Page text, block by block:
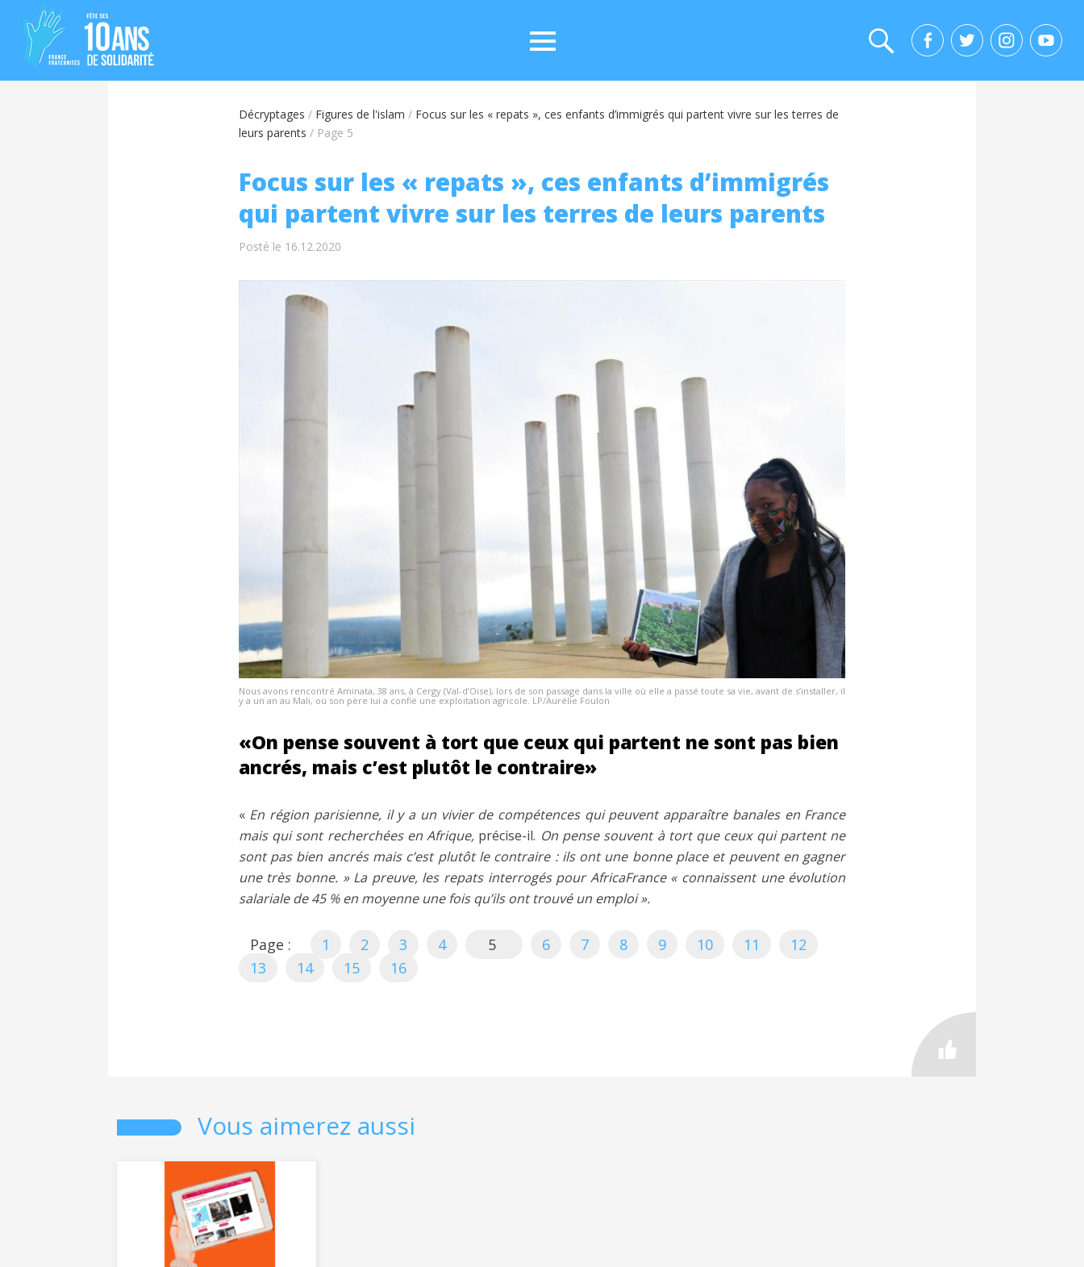
Décryptages / Figures de l'islam / Focus sur les « repats », ces enfants d’immigrés qui partent vivre sur les terres de
leurs parents / Page 5
Focus sur les « repats », ces enfants d’immigrés
qui partent vivre sur les terres de leurs parents
Posté le 16.12.2020
Nous avons rencontré Aminata, 38 ans, à Cergy (Val-d’Oise), lors de son passage dans la ville où elle a passé toute sa vie, avant de s’installer, il
y a un an au Mali, où son père lui a confié une exploitation agricole. LP/Aurélie Foulon
«On pense souvent à tort que ceux qui partent ne sont pas bien
ancrés, mais c’est plutôt le contraire»
«En région parisienne, il y a un vivier de compétences qui peuvent apparaître banales en France
mais qui sont recherchées en Afrique, précise-il. On pense souvent à tort que ceux qui partent ne
sont pas bien ancrés mais c’est plutôt le contraire : ils ont une bonne place et peuvent en gagner
une très bonne. » La preuve, les repats interrogés pour AfricaFrance « connaissent une évolution
salariale de 45 % en moyenne une fois qu’ils ont trouvé un emploi ».
Page : 1 2 3 4 5 6 7 8 9 10 11
12
13
14 15 16
Vous aimerez aussi